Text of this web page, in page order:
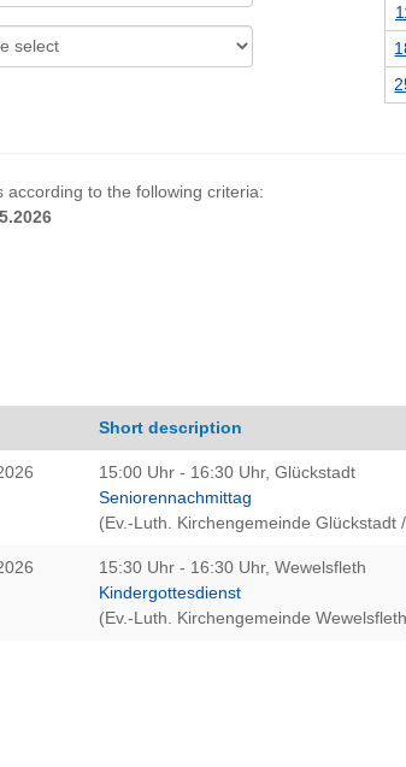
according to the following criteria:
Short description
15:00 Uhr - 16:30 Uhr, Glückstadt
Seniorennachmittag
(Ev.-Luth. Kirchengemeinde Glückstadt
15:30 Uhr - 16:30 Uhr, Wewelsfleth
Kindergottesdienst
(Ev.-Luth. Kirchengemeinde